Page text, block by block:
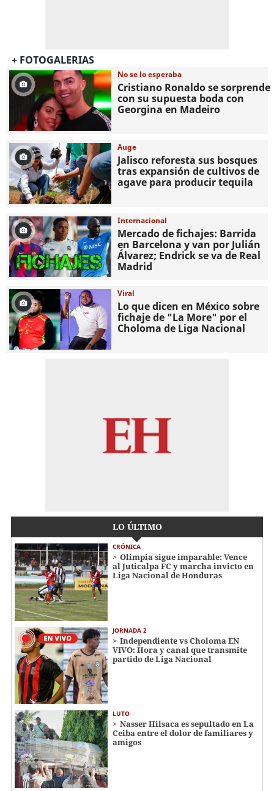
+ FOTOGALERIAS
No se lo esperaba
Cristiano Ronaldo se sorprende
con su supuesta boda con
Georgina en Madeiro
Auge
Jalisco reforesta sus bosques
tras expansión de cultivos de
agave para producir tequila
Internacional
Mercado de fichajes: Barrida
en Barcelona y van por Julián
Álvarez; Endrick se va de Real
Madrid
Viral
Lo que dicen en México sobre
fichaje de "La More" por el
Choloma de Liga Nacional
LO ÚLTIMO
CRÓNICA
Olimpia sigue imparable: Vence
al Juticalpa FC y marcha invicto en
Liga Nacional de Honduras
JORNADA 2
Independiente vs Choloma EN
VIVO: Hora y canal que transmite
partido de Liga Nacional
LUTO
Nasser Hilsaca es sepultado en La
Ceiba entre el dolor de familiares y
amigos